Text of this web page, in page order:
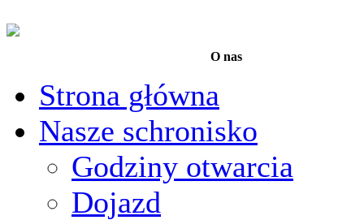
O nas
Strona główna
Nasze schronisko
Godziny otwarcia
Dojazd